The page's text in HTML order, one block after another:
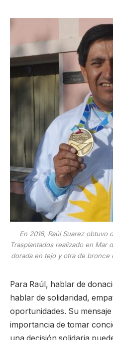
En 2016, Raúl Suarez obtuvo
Trasplantados realizado en Mar
dorada en tejo y otra de bronce
Para Raúl, hablar de
hablar de solidaridad,
oportunidades. Su
importancia de tomar
una decisión solidaria